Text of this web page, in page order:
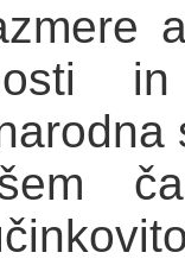
in